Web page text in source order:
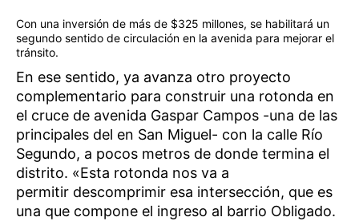
Con una inversión de más de $325 millones, se habilitará un
segundo sentido de circulación en la avenida para mejorar el
tránsito.
En ese sentido, ya avanza otro proyecto
complementario para construir una rotonda en
el cruce de avenida Gaspar Campos -una de las
principales del en San Miguel- con la calle Río
Segundo, a pocos metros de donde termina el
distrito. «Esta rotonda nos va a
permitir descomprimir esa intersección, que es
una que compone el ingreso al barrio Obligado.